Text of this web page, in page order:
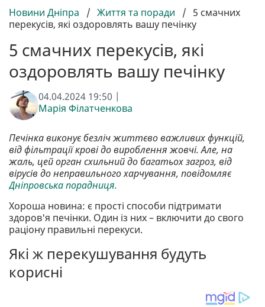
Новини Дніпра / Життя та поради / 5 смачних
перекусів, які оздоровлять вашу печінку
5 смачних перекусів, які
оздоровлять вашу печінку
04.04.2024 19:50 |
Марія Філатченкова
Печінка виконує безліч життєво важливих функцій,
від фільтрації крові до вироблення жовчі. Але, на
жаль, цей орган схильний до багатьох загроз, від
вірусів до неправильного харчування, повідомляє
Дніпровська порадниця.
Хороша новина: є прості способи підтримати
здоров'я печінки. Один із них – включити до свого
раціону правильні перекуси.
Які ж перекушування будуть
корисні